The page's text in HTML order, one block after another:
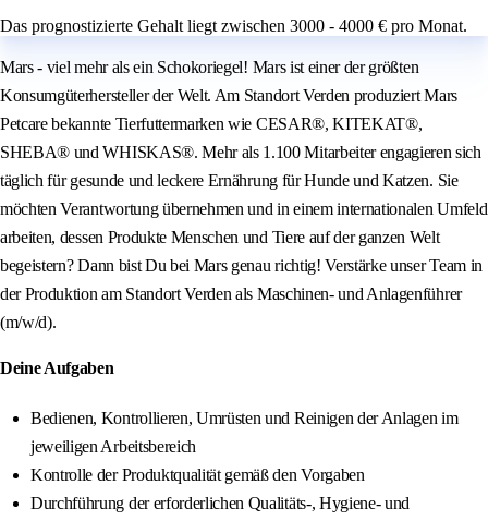
Das prognostizierte Gehalt liegt zwischen 3000 - 4000 € pro Monat.
Mars - viel mehr als ein Schokoriegel! Mars ist einer der größten
Konsumgüterhersteller der Welt. Am Standort Verden produziert Mars
Petcare bekannte Tierfuttermarken wie CESAR®, KITEKAT®,
SHEBA® und WHISKAS®. Mehr als 1.100 Mitarbeiter engagieren sich
täglich für gesunde und leckere Ernährung für Hunde und Katzen. Sie
möchten Verantwortung übernehmen und in einem internationalen Umfeld
arbeiten, dessen Produkte Menschen und Tiere auf der ganzen Welt
begeistern? Dann bist Du bei Mars genau richtig! Verstärke unser Team in
der Produktion am Standort Verden als Maschinen- und Anlagenführer
(m/w/d).
Deine Aufgaben
Bedienen, Kontrollieren, Umrüsten und Reinigen der Anlagen im
jeweiligen Arbeitsbereich
Kontrolle der Produktqualität gemäß den Vorgaben
Durchführung der erforderlichen Qualitäts-, Hygiene- und